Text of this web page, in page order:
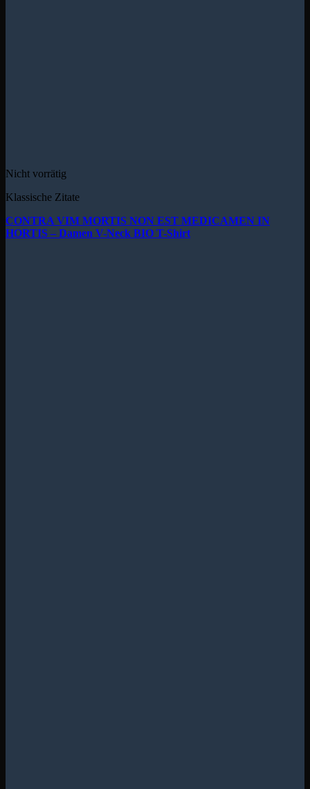
Nicht vorrätig
Klassische Zitate
CONTRA VIM MORTIS NON EST MEDICAMEN IN
HORTIS – Damen V-Neck BIO T-Shirt